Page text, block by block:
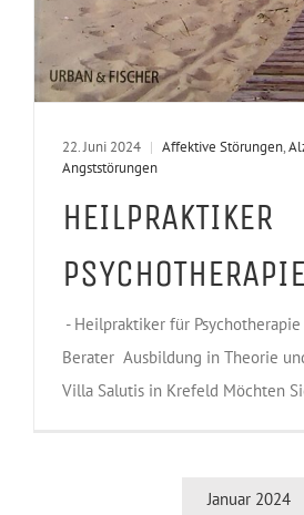
22. Juni 2024 | Affektive Störungen,
Angststörungen
HEILPRAKTIKER
PSYCHOTHERAPIE
- Heilpraktiker für
Berater Ausbildung in Theorie
Villa Salutis in Krefeld Möchten
Januar 2024